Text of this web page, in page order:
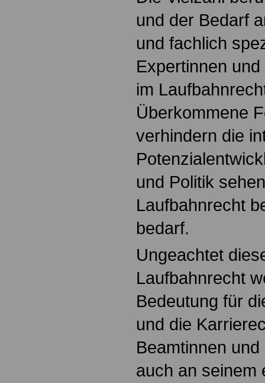
und der Bedarf
und fachlich
Expertinnen
im
Überkommene
verhindern die
und Politik
Laufbahnrecht
bedarf.
Ungeachtet
Laufbahnrecht
Bedeutung für
und die
Beamtinnen
auch an seinem